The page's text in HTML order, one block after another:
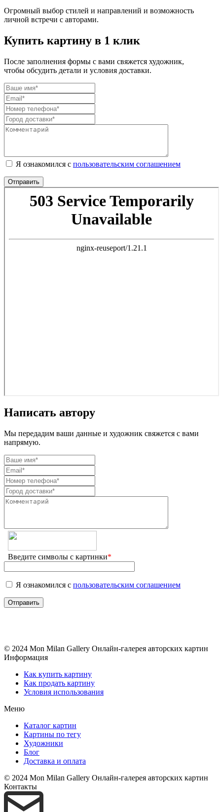
Огромный выбор стилей и направлений и возможность
личной встречи с авторами.
Купить картину в 1 клик
После заполнения формы с вами свяжется художник,
чтобы обсудить детали и условия доставки.
Я ознакомился с пользовательским соглашением
Написать автору
Мы передадим ваши данные и художник свяжется с вами
напрямую.
Введите символы с картинки*
Я ознакомился с пользовательским соглашением
© 2024 Mon Milan Gallery Онлайн-галерея авторских картин
Информация
Как купить картину
Как продать картину
Условия использования
Меню
Каталог картин
Картины по тегу
Художники
Блог
Доставка и оплата
© 2024 Mon Milan Gallery Онлайн-галерея авторских картин
Контакты